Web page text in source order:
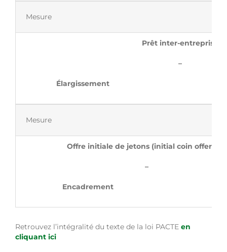
Mesure
Prêt inter-entreprise
–
Mesure
Offre initiale de jetons (initial coin offering)
–
Retrouvez l’intégralité du texte de la loi PACTE en
cliquant ici